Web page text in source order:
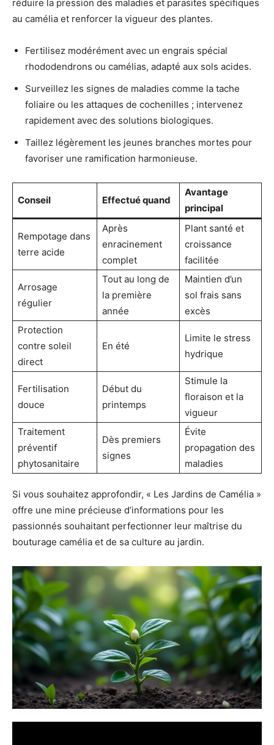
réduire la pression des maladies et parasites spécifiques
au camélia et renforcer la vigueur des plantes.
Fertilisez modérément avec un engrais spécial
rhododendrons ou camélias, adapté aux sols acides.
Surveillez les signes de maladies comme la tache
foliaire ou les attaques de cochenilles ; intervenez
rapidement avec des solutions biologiques.
Taillez légèrement les jeunes branches mortes pour
favoriser une ramification harmonieuse.
Conseil Effectué quand
Avantage
principal
Rempotage dans
terre acide
Après
enracinement
complet
Plant santé et
croissance
facilitée
Arrosage
régulier
Tout au long de
la première
année
Maintien d’un
sol frais sans
excès
Protection
contre soleil
direct
En été
Limite le stress
hydrique
Fertilisation
douce
Début du
printemps
Stimule la
floraison et la
vigueur
Traitement
préventif
phytosanitaire
Dès premiers
signes
Évite
propagation des
maladies
Si vous souhaitez approfondir, « Les Jardins de Camélia »
offre une mine précieuse d’informations pour les
passionnés souhaitant perfectionner leur maîtrise du
bouturage camélia et de sa culture au jardin.